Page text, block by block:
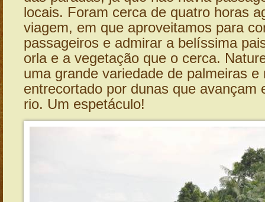
locais. Foram cerca de quatro horas
viagem, em que aproveitamos para
passageiros e admirar a belíssima
orla e a vegetação que o cerca.
uma grande variedade de palmeiras e
entrecortado por dunas que avançam
rio. Um espetáculo!